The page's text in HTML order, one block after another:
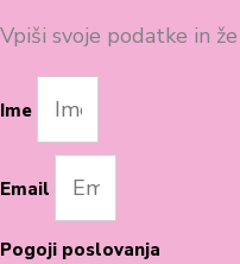
Vpiši svoje podatke in
Ime
Email
Pogoji poslovanja